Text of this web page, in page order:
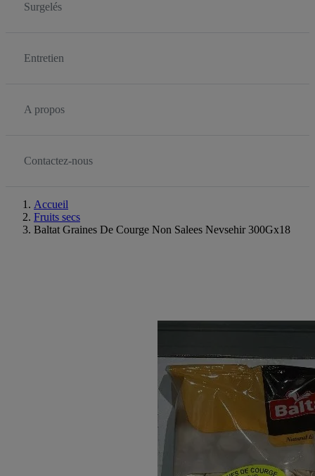
Surgelés
Entretien
A propos
Contactez-nous
Accueil
Fruits secs
Baltat Graines De Courge Non Salees Nevsehir 300Gx18